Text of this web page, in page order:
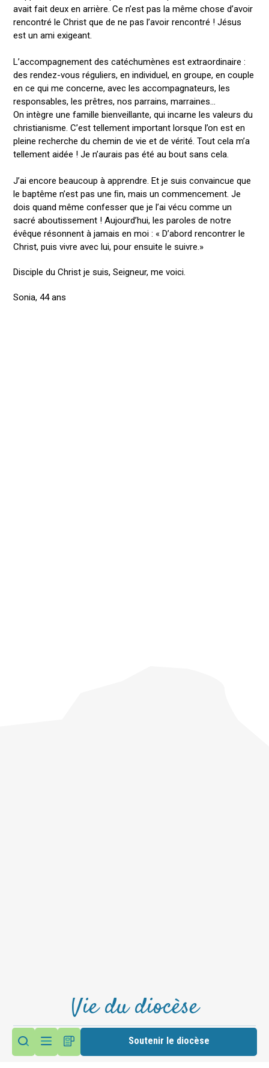
Soutenir le diocèse
avait fait deux en arrière. Ce n’est pas la même chose d’avoir
rencontré le Christ que de ne pas l’avoir rencontré ! Jésus
est un ami exigeant.
L’accompagnement des catéchumènes est extraordinaire :
des rendez-vous réguliers, en individuel, en groupe, en couple
en ce qui me concerne, avec les accompagnateurs, les
responsables, les prêtres, nos parrains, marraines…
On intègre une famille bienveillante, qui incarne les valeurs du
christianisme. C’est tellement important lorsque l’on est en
pleine recherche du chemin de vie et de vérité. Tout cela m’a
tellement aidée ! Je n’aurais pas été au bout sans cela.
J’ai encore beaucoup à apprendre. Et je suis convaincue que
le baptême n’est pas une ﬁn, mais un commencement. Je
dois quand même confesser que je l’ai vécu comme un
sacré aboutissement ! Aujourd’hui, les paroles de notre
évêque résonnent à jamais en moi : « D’abord rencontrer le
Christ, puis vivre avec lui, pour ensuite le suivre.»
Disciple du Christ je suis, Seigneur, me voici.
Sonia, 44 ans
Vie du diocèse
Haltes spirituelles été 2026